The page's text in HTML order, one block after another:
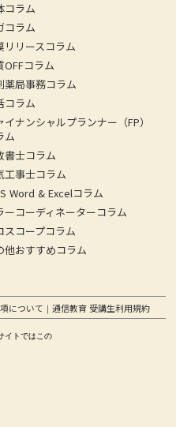
コラム
コラム
リリースコラム
OFFコラム
薬局事務コラム
コラム
イナンシャルプランナー（FP）
ム
書士コラム
工事士コラム
Word & Excelコラム
ーコーディネーターコラム
スコープコラム
他おすすめコラム
について ｜ 通信教育 受講生利用規約
イトではこの